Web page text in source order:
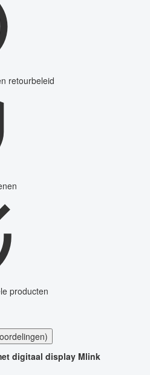
retourbeleid
producten
digitaal display Mlink